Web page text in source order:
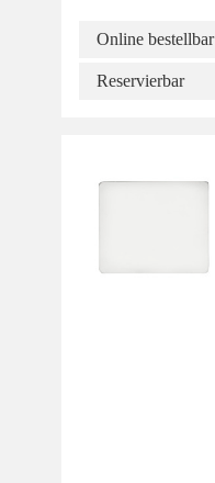
Online bestellbar
Reservierbar